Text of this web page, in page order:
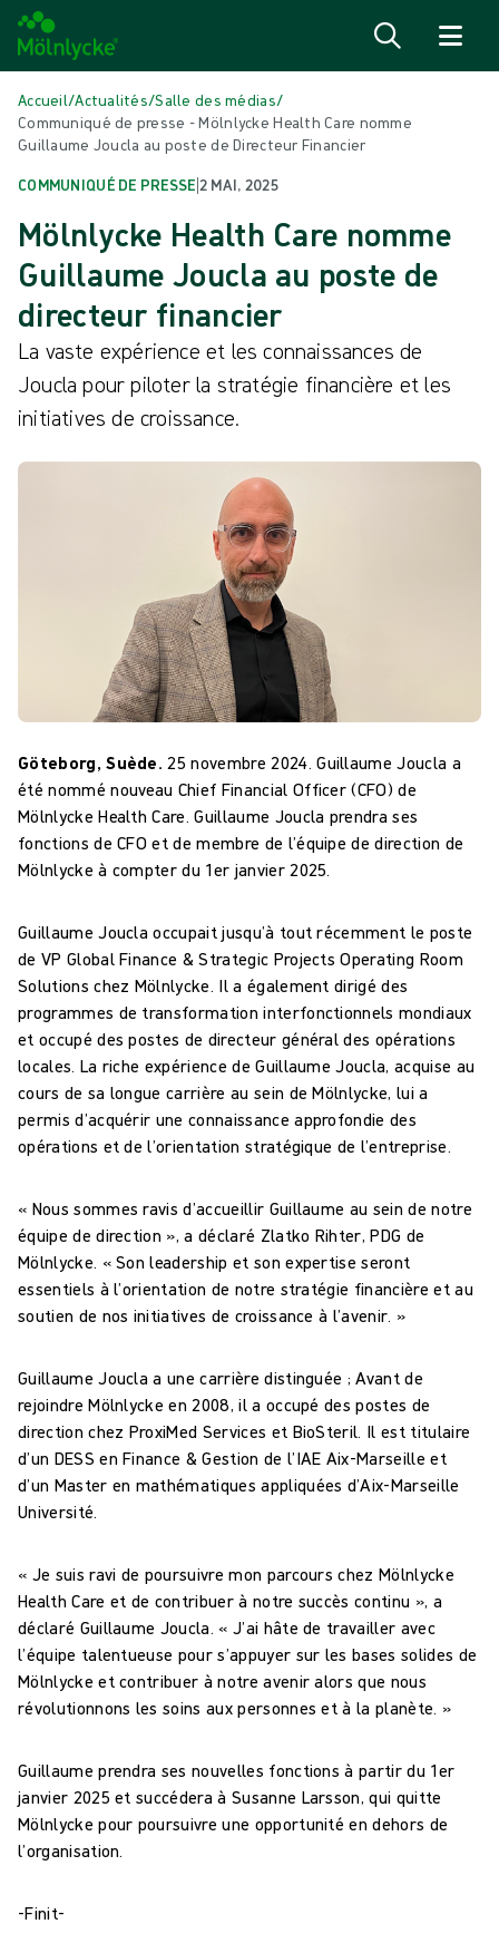
Accueil/Actualités/Salle des médias/
Communiqué de presse - Mölnlycke Health Care nomme
Guillaume Joucla au poste de Directeur Financier
COMMUNIQUÉ DE PRESSE 2 MAI, 2025
Mölnlycke Health Care nomme
Guillaume Joucla au poste de
directeur financier
La vaste expérience et les connaissances de
Joucla pour piloter la stratégie financière et les
initiatives de croissance.
Göteborg, Suède. 25 novembre 2024. Guillaume Joucla a
été nommé nouveau Chief Financial Officer (CFO) de
Mölnlycke Health Care. Guillaume Joucla prendra ses
fonctions de CFO et de membre de l’équipe de direction de
Mölnlycke à compter du 1er janvier 2025.
Guillaume Joucla occupait jusqu’à tout récemment le poste
de VP Global Finance & Strategic Projects Operating Room
Solutions chez Mölnlycke. Il a également dirigé des
programmes de transformation interfonctionnels mondiaux
et occupé des postes de directeur général des opérations
locales. La riche expérience de Guillaume Joucla, acquise au
cours de sa longue carrière au sein de Mölnlycke, lui a
permis d’acquérir une connaissance approfondie des
opérations et de l’orientation stratégique de l’entreprise.
« Nous sommes ravis d’accueillir Guillaume au sein de notre
équipe de direction », a déclaré Zlatko Rihter, PDG de
Mölnlycke. « Son leadership et son expertise seront
essentiels à l’orientation de notre stratégie financière et au
soutien de nos initiatives de croissance à l’avenir. »
Guillaume Joucla a une carrière distinguée ; Avant de
rejoindre Mölnlycke en 2008, il a occupé des postes de
direction chez ProxiMed Services et BioSteril. Il est titulaire
d’un DESS en Finance & Gestion de l’IAE Aix-Marseille et
d’un Master en mathématiques appliquées d’Aix-Marseille
Université.
« Je suis ravi de poursuivre mon parcours chez Mölnlycke
Health Care et de contribuer à notre succès continu », a
déclaré Guillaume Joucla. « J’ai hâte de travailler avec
l’équipe talentueuse pour s’appuyer sur les bases solides de
Mölnlycke et contribuer à notre avenir alors que nous
révolutionnons les soins aux personnes et à la planète. »
Guillaume prendra ses nouvelles fonctions à partir du 1er
janvier 2025 et succédera à Susanne Larsson, qui quitte
Mölnlycke pour poursuivre une opportunité en dehors de
l’organisation.
-Finit-